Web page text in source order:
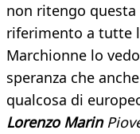
non ritengo
riferimento a tutte
Marchionne lo
speranza che
qualcosa di
Lorenzo Marin